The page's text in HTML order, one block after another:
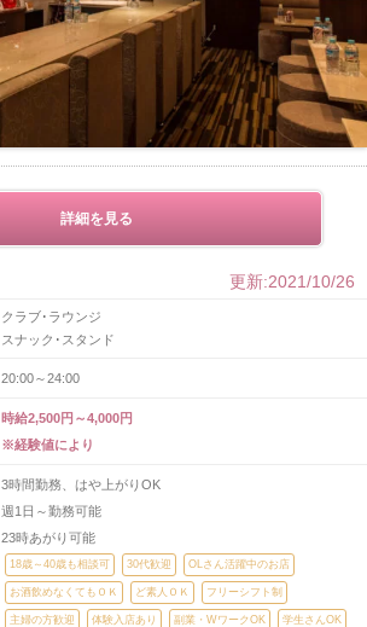
詳細を見る
更新:2021/10/26
クラブ･ラウンジ
スナック･スタンド
20:00～24:00
時給2,500円～4,000円
※経験値により
3時間勤務、はや上がりOK
週1日～勤務可能
23時あがり可能
18歳～40歳も相談可 30代歓迎 OLさん活躍中のお店
お酒飲めなくてもＯＫ ど素人ＯＫ フリーシフト制
主婦の方歓迎 体験入店あり 副業・WワークOK 学生さんOK